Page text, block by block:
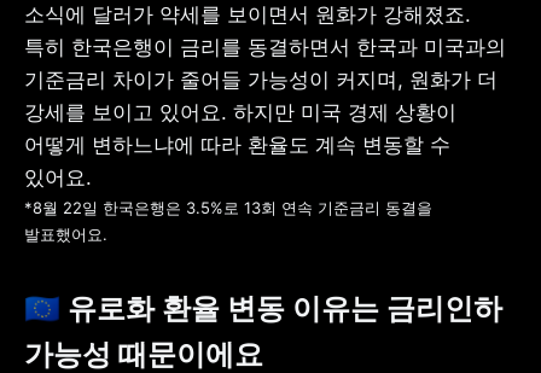
소식에 달러가 약세를 보이면서 원화가 강해졌죠.
특히 한국은행이 금리를 동결하면서 한국과 미국과의
기준금리 차이가 줄어들 가능성이 커지며, 원화가 더
강세를 보이고 있어요. 하지만 미국 경제 상황이
어떻게 변하느냐에 따라 환율도 계속 변동할 수
*8월 22일 한국은행은 3.5%로 13회 연속 기준금리 동결을
발표했어요.
🇪🇺 유로화 환율 변동 이유는 금리인하
가능성 때문이에요